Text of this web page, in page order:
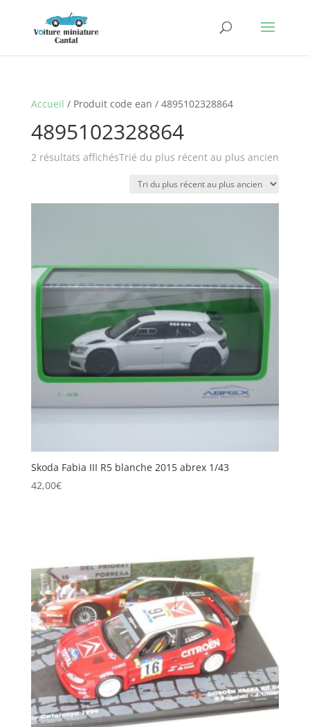
Accueil / Produit code ean / 4895102328864
4895102328864
2 résultats affichésTrié du plus récent au plus ancien
Skoda Fabia III R5 blanche 2015 abrex 1/43
42,00€